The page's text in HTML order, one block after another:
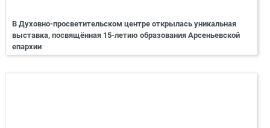
В Духовно-просветительском центре открылась уникальная
выставка, посвящённая 15-летию образования Арсеньевской
епархии